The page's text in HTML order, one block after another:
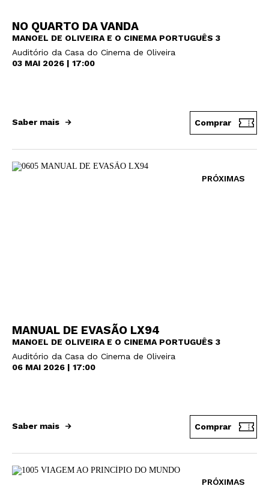
NO QUARTO DA VANDA
MANOEL DE OLIVEIRA E O CINEMA PORTUGUÊS 3
Auditório da Casa do Cinema de Oliveira
03 MAI 2026 | 17:00
Saber mais Comprar
PRÓXIMAS
MANUAL DE EVASÃO LX94
MANOEL DE OLIVEIRA E O CINEMA PORTUGUÊS 3
Auditório da Casa do Cinema de Oliveira
06 MAI 2026 | 17:00
Saber mais Comprar
PRÓXIMAS